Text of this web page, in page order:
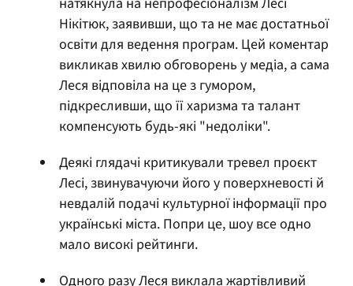
Нікітюк, заявивши, що та не має достатньої
освіти для ведення програм. Цей коментар
викликав хвилю обговорень у медіа, а сама
Леся відповіла на це з гумором,
підкресливши, що її харизма та талант
компенсують будь-які "недоліки".
Деякі глядачі критикували тревел проєкт
Лесі, звинувачуючи його у поверхневості й
невдалій подачі культурної інформації про
українські міста. Попри це, шоу все одно
мало високі рейтинги.
Одного разу Леся виклала жартівливий